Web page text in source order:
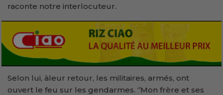
raconte notre interlocuteur.
Selon lui, àleur retour, les militaires, armés, ont
ouvert le feu sur les gendarmes. ‘’Mon frère et ses